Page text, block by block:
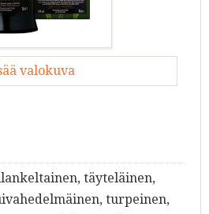
valokuva
täyteläinen,
turpeinen,